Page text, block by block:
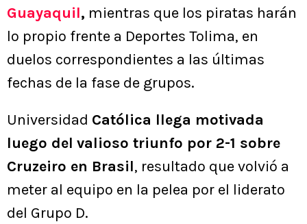
Guayaquil, mientras que los piratas harán
lo propio frente a Deportes Tolima, en
duelos correspondientes a las últimas
fechas de la fase de grupos.
Universidad Católica llega motivada
luego del valioso triunfo por 2-1 sobre
Cruzeiro en Brasil, resultado que volvió a
meter al equipo en la pelea por el liderato
del Grupo D.